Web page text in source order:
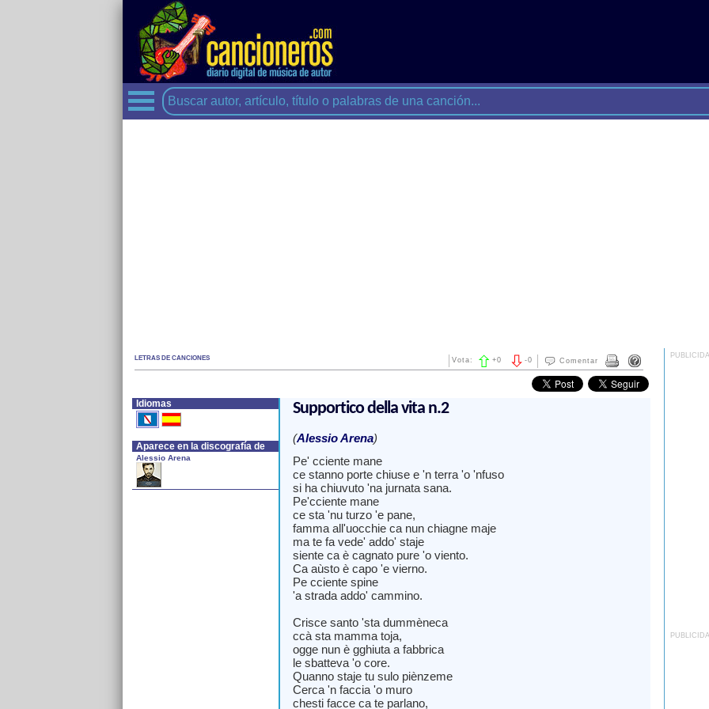
LETRAS DE CANCIONES Comentar
-0
Vota: +0
Idiomas
Aparece en la discografía de
Alessio Arena
Supportico della vita n.2
(Alessio Arena)
Pe' cciente mane
ce stanno porte chiuse e 'n terra 'o 'nfuso
si ha chiuvuto 'na jurnata sana.
Pe'cciente mane
ce sta 'nu turzo 'e pane,
famma all'uocchie ca nun chiagne maje
ma te fa vede' addo' staje
siente ca è cagnato pure 'o viento.
Ca aùsto è capo 'e vierno.
Pe cciente spine
'a strada addo' cammino.
Crisce santo 'sta dummèneca
ccà sta mamma toja,
ogge nun è gghiuta a fabbrica
le sbatteva 'o core.
Quanno staje tu sulo piènzeme
Cerca 'n faccia 'o muro
chesti facce ca te parlano,